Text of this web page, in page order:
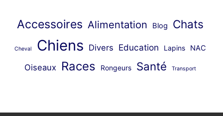
Accessoires Alimentation Blog Chats
Cheval Chiens Divers Education Lapins NAC
Oiseaux Races Rongeurs Santé Transport